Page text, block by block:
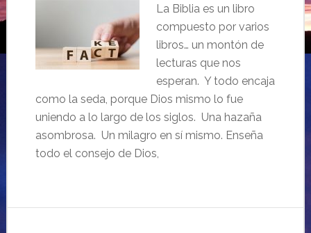
La Biblia es un libro
compuesto por varios
libros… un montón de
lecturas que nos
esperan. Y todo encaja
como la seda, porque Dios mismo lo fue
uniendo a lo largo de los siglos. Una hazaña
asombrosa. Un milagro en sí mismo. Enseña
todo el consejo de Dios,